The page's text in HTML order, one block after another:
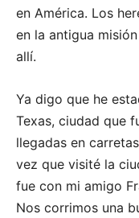
en América. Los
en la antigua
allí.
Ya digo que he
Texas, ciudad que
llegadas en
vez que visité la
fue con mi amigo
Nos corrimos una